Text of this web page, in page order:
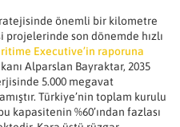
önemli bir kilometre
projelerinde son dönemde hızlı
Executive’in raporuna
Alparslan Bayraktar, 2035
5.000 megavat
Türkiye’nin toplam kurulu
kapasitenin %60’ından fazlası